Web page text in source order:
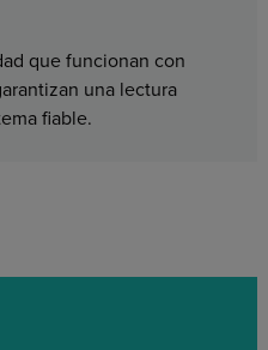
que funcionan con
una lectura
fiable.